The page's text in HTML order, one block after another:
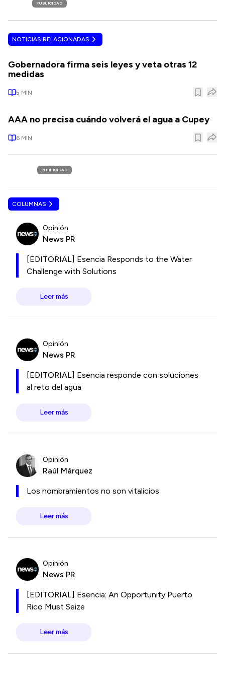
PUBLICIDAD
NOTICIAS RELACIONADAS
Gobernadora firma seis leyes y veta otras 12
medidas
5 MIN
AAA no precisa cuándo volverá el agua a Cupey
6 MIN
PUBLICIDAD
COLUMNAS
Opinión
News PR
[EDITORIAL] Esencia Responds to the Water
Challenge with Solutions
Leer más
Opinión
News PR
[EDITORIAL] Esencia responde con soluciones
al reto del agua
Leer más
Opinión
Raúl Márquez
Los nombramientos no son vitalicios
Leer más
Opinión
News PR
[EDITORIAL] Esencia: An Opportunity Puerto
Rico Must Seize
Leer más